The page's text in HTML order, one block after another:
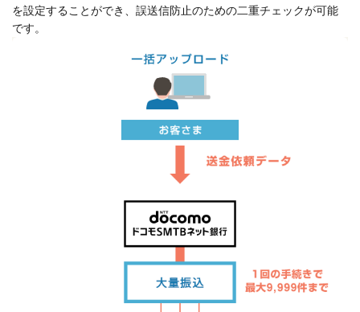
を設定することができ、誤送信防止のための二重チェックが可能
です。